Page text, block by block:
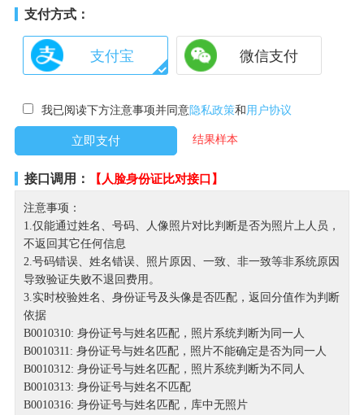
支付方式：
支付宝 微信支付
我已阅读下方注意事项并同意隐私政策和 用户协议
结果样本
接口调用： 【人脸身份证比对接口】
注意事项：
1.仅能通过姓名、号码、人像照片对比判断是否为照片上人员，
不返回其它任何信息
2.号码错误、姓名错误、照片原因、一致、非一致等非系统原因
导致验证失败不退回费用。
3.实时校验姓名、身份证号及头像是否匹配，返回分值作为判断
依据
B0010310: 身份证号与姓名匹配，照片系统判断为同一人
B0010311: 身份证号与姓名匹配，照片不能确定是否为同一人
B0010312: 身份证号与姓名匹配，照片系统判断为不同人
B0010313: 身份证号与姓名不匹配
B0010316: 身份证号与姓名匹配，库中无照片